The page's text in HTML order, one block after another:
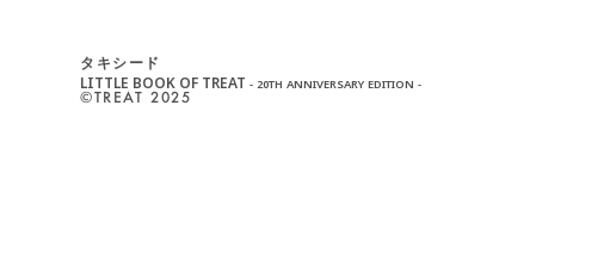
タキシード
LITTLE BOOK OF TREAT- 20TH ANNIVERSARY EDITION -
©︎TREAT 2025